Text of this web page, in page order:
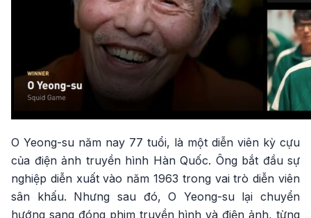
O Yeong-su năm nay 77 tuổi, là một diễn viên kỳ cựu
của điện ảnh truyền hình Hàn Quốc. Ông bắt đầu sự
nghiệp diễn xuất vào năm 1963 trong vai trò diễn viên
sân khấu. Nhưng sau đó, O Yeong-su lại chuyển
hướng sang đóng phim truyền hình và điện ảnh, từng